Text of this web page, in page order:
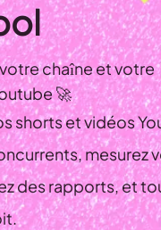
chaîne et votre
🚀
shorts et vidéos
mesurez
des rapports, et